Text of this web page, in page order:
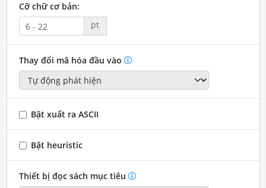
Cỡ chữ cơ bản:
pt
Thay đổi mã hóa đầu vào
Bật xuất ra ASCII
Bật heuristic
Thiết bị đọc sách mục tiêu